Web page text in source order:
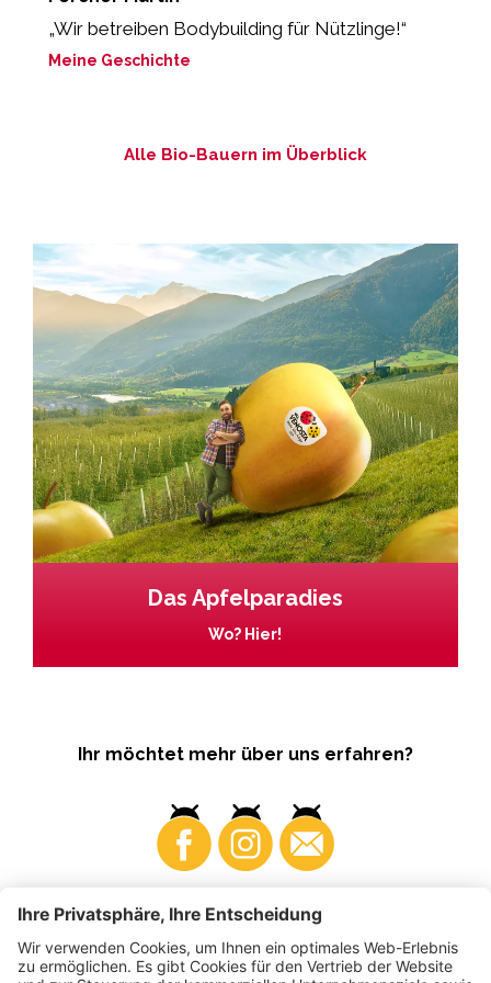
„Wir betreiben Bodybuilding für Nützlinge!“
Meine Geschichte
Alle Bio-Bauern im Überblick
Das Apfelparadies
Wo? Hier!
Ihr möchtet mehr über uns erfahren?
Business Produzenten